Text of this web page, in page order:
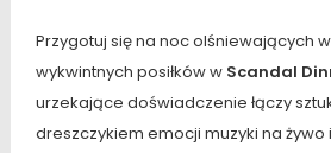
Przygotuj się na noc olśniewających
wykwintnych posiłków w Scandal
urzekające doświadczenie łączy
dreszczykiem emocji muzyki na